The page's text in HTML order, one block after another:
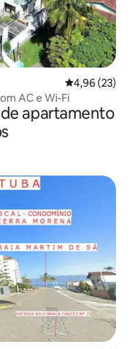
4,96 de uma
4,96 (23)
AC e Wi-Fi
apartamento